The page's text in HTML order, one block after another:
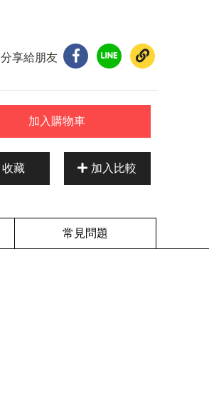
分享給朋友
加入購物車
收藏 加入比較
常見問題